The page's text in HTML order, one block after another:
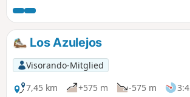
jedermann zugänglich und keine besondere
Ausrüstung erforderlich! Genießen Sie
diesen Moment in einer Kulisse, die
manchmal an einen Western erinnert, oder
inmitten der Schlucht und der Vegetation.
Die Rückfahrt mit dem Auto bietet Ihnen
einen schönen Blick auf Maspalomas, seine
Los Azulejos
Visorando-Mitglied
7,45 km
+575 m -575 m